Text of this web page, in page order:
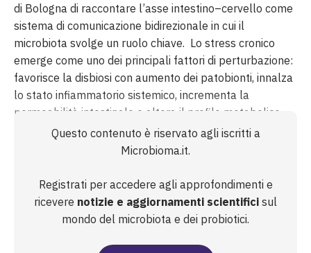
di Bologna di raccontare l’asse intestino–cervello come
sistema di comunicazione bidirezionale in cui il
microbiota svolge un ruolo chiave. Lo stress cronico
emerge come uno dei principali fattori di perturbazione:
favorisce la disbiosi con aumento dei patobionti, innalza
lo stato infiammatorio sistemico, incrementa la
permeabilità intestinale e altera il profilo metabolico
microbico. Ne conseguono riduzione degli acidi grassi a
corta catena—protettivi per barriera ed omeostasi
Questo contenuto è riservato agli iscritti a
Microbioma.it.
Registrati per accedere agli approfondimenti e
ricevere notizie e aggiornamenti scientifici sul
mondo del microbiota e dei probiotici.